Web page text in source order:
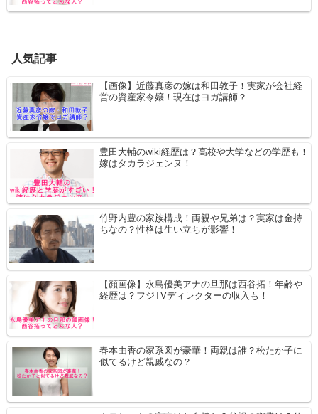
人気記事
【画像】近藤真彦の嫁は和田敦子！実家が会社経
営の資産家令嬢！現在はヨガ講師？
豊田大輔のwiki経歴は？高校や大学などの学歴も！
嫁はタカラジェンヌ！
竹野内豊の家族構成！両親や兄弟は？実家は金持
ちなの？性格は生い立ちが影響！
【顔画像】永島優美アナの旦那は西谷拓！年齢や
経歴は？フジTVディレクターの収入も！
春本由香の家系図が豪華！両親は誰？松たか子に
似てるけど親戚なの？